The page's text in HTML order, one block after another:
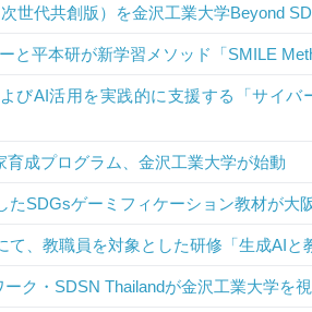
世代共創版）を金沢工業大学Beyond
と平本研が新学習メソッド「SMILE
びAI活用を実践的に支援する「サイバ
育成プログラム、金沢工業大学が始動
たSDGsゲーミフィケーション教材が大
て、教職員を対象とした研修「生成AIと
ク・SDSN Thailandが金沢工業大学を